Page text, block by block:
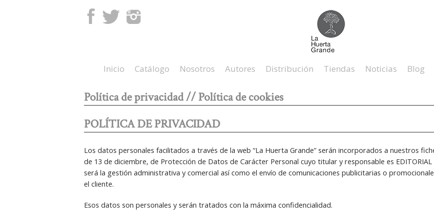
Facebook TwitterInstagram
Inicio Catálogo Nosotros Autores Distribución Tiendas Noticias Blog
Política de privacidad // Política de cookies
POLÍTICA DE PRIVACIDAD
Los datos personales facilitados a través de la web “La Huerta Grande” serán incorporados a nuestros
de 13 de diciembre, de Protección de Datos de Carácter Personal cuyo titular y responsable es EDITORIAL
será la gestión administrativa y comercial así como el envío de comunicaciones publicitarias o
el cliente.
Esos datos son personales y serán tratados con la máxima confidencialidad.